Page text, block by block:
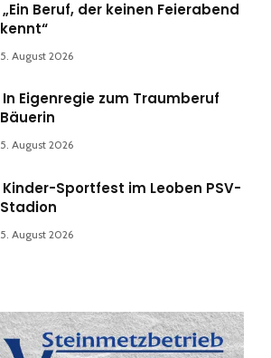
„Ein Beruf, der keinen Feierabend
kennt“
5. August 2026
In Eigenregie zum Traumberuf
Bäuerin
5. August 2026
Kinder-Sportfest im Leoben PSV-
Stadion
5. August 2026